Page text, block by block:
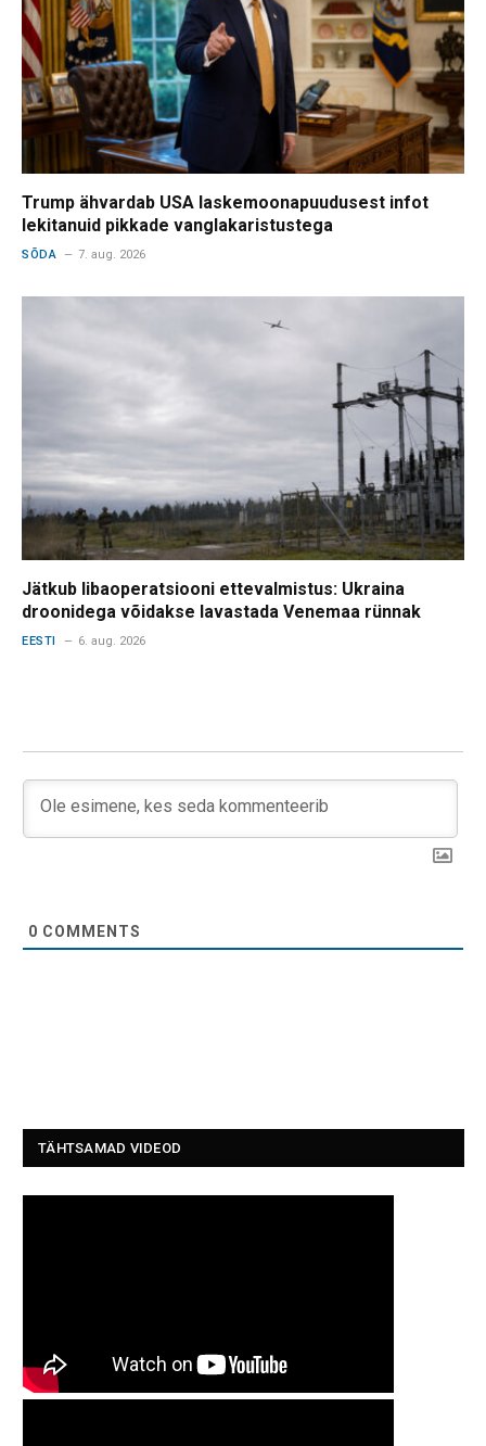
Trump ähvardab USA laskemoonapuudusest infot
lekitanuid pikkade vanglakaristustega
SÕDA 7. aug. 2026
Jätkub libaoperatsiooni ettevalmistus: Ukraina
droonidega võidakse lavastada Venemaa rünnak
EESTI 6. aug. 2026
0 COMMENTS
TÄHTSAMAD VIDEOD